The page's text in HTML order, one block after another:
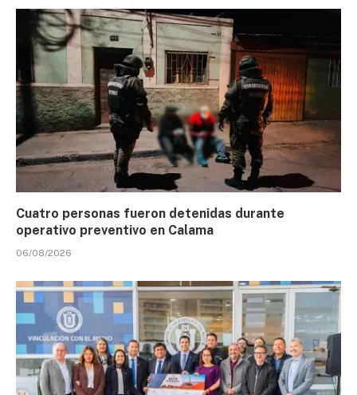
Cuatro personas fueron detenidas durante
operativo preventivo en Calama
06/08/2026